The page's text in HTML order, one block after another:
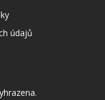
údajů